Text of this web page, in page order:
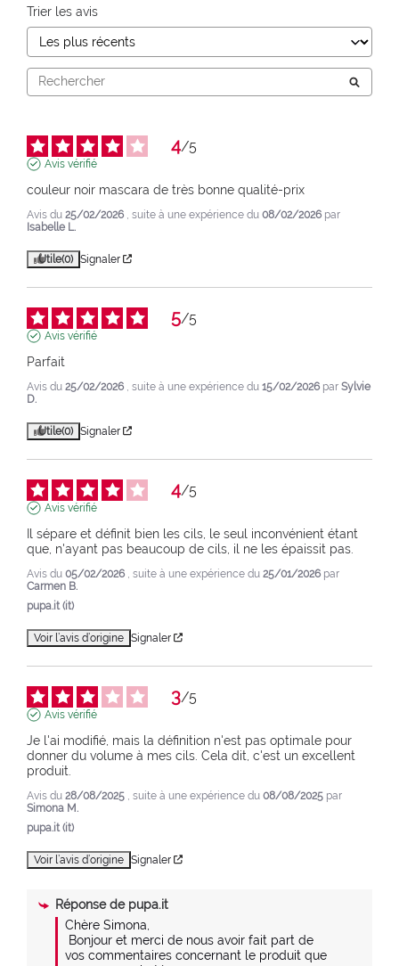
Trier les avis
4/5
Avis vérifié
couleur noir mascara de très bonne qualité-prix
Avis du 25/02/2026 , suite à une expérience du 08/02/2026 par
Isabelle L.
Utile(0) Signaler
5/5
Avis vérifié
Parfait
Avis du 25/02/2026 , suite à une expérience du 15/02/2026 par Sylvie
D.
Utile(0) Signaler
4/5
Avis vérifié
Il sépare et définit bien les cils, le seul inconvénient étant
que, n'ayant pas beaucoup de cils, il ne les épaissit pas.
Avis du 05/02/2026 , suite à une expérience du 25/01/2026 par
Carmen B.
pupa.it (it)
Voir l’avis d’origine Signaler
3/5
Avis vérifié
Je l'ai modifié, mais la définition n'est pas optimale pour
donner du volume à mes cils. Cela dit, c'est un excellent
produit.
Avis du 28/08/2025 , suite à une expérience du 08/08/2025 par
Simona M.
pupa.it (it)
Voir l’avis d’origine Signaler
Réponse de pupa.it
Chère Simona,
vos commentaires concernant le produit que